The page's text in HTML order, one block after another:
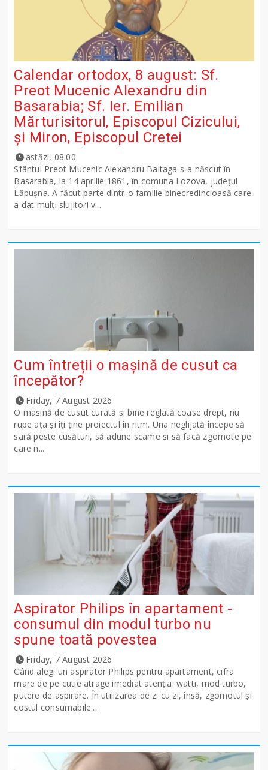
Calendar ortodox, 8 august: Sf.
Preot Mucenic Alexandru din
Basarabia; Sf. Ier. Emilian
Mărturisitorul, Episcopul Cizicului,
şi Miron, Episcopul Cretei
astăzi, 08:00
Sfântul Preot Mucenic Alexandru Baltaga s-a născut în
Basarabia, la 14 aprilie 1861, în comuna Lozova, județul
Lăpușna. A făcut parte dintr-o familie binecredincioasă care
a dat mulți slujitori v...
Cum întreții o mașină de cusut ca
începător?
Friday, 7 August 2026
O mașină de cusut curată și bine reglată coase drept, nu
rupe ața și îți ține proiectul în ritm. Una neglijată începe să
sară peste cusături, să adune scame și să facă zgomote pe
care n...
Aspirator Philips în apartament -
consumul din modul turbo nu
spune toată povestea
Friday, 7 August 2026
Când alegi un aspirator Philips pentru apartament, cifra
mare de pe cutie atrage imediat atenția: watti, mod turbo,
putere de aspirare. În utilizarea de zi cu zi, însă, zgomotul și
costul consumabile...